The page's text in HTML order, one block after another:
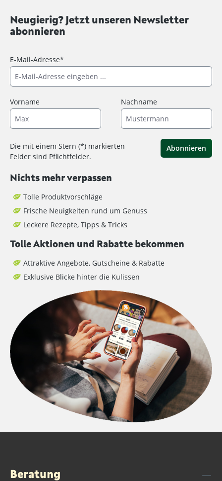
Neugierig? Jetzt unseren Newsletter
abonnieren
E-Mail-Adresse*
Vorname Nachname
Die mit einem Stern (*) markierten
Felder sind Pflichtfelder.
Abonnieren
Nichts mehr verpassen
Tolle Produktvorschläge
Frische Neuigkeiten rund um Genuss
Leckere Rezepte, Tipps & Tricks
Tolle Aktionen und Rabatte bekommen
Attraktive Angebote, Gutscheine & Rabatte
Exklusive Blicke hinter die Kulissen
Beratung